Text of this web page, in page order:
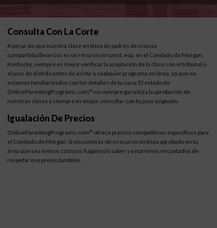
Consulta Con La Corte
A pesar de que nuestra clase en línea de padres de crianza
compartida/divorcios es un recurso circunst. esp. en el Condado de Morgan,
Kentucky, siempre es mejor verificar la aceptación de la clase con el tribunal o
el juez de distrito antes de asistir a cualquier programa en línea, ya que no
estamos familiarizados con los detalles de tu caso. El estado de
OnlineParentingPrograms.com ® no siempre garantiza la aprobación de
nuestras clases y siempre es mejor consultar con tu juez asignado.
Igualación De Precios
OnlineParentingPrograms.com ® ofrece precios competitivos específicos para
el Condado de Morgan. Si encuentras otro recurso en línea aprobado en tu
área que sea menos costoso, háganoslo saber y estaremos encantados de
respetar ese precio también.